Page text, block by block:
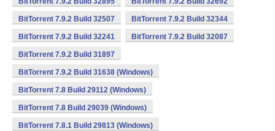
BitTorrent 7.9.2 Build 32507 BitTorrent 7.9.2 Build 32344
BitTorrent 7.9.2 Build 32241 BitTorrent 7.9.2 Build 32087
BitTorrent 7.9.2 Build 31897
BitTorrent 7.9.2 Build 31638 (Windows)
BitTorrent 7.8 Build 29112 (Windows)
BitTorrent 7.8 Build 29039 (Windows)
BitTorrent 7.8.1 Build 29813 (Windows)